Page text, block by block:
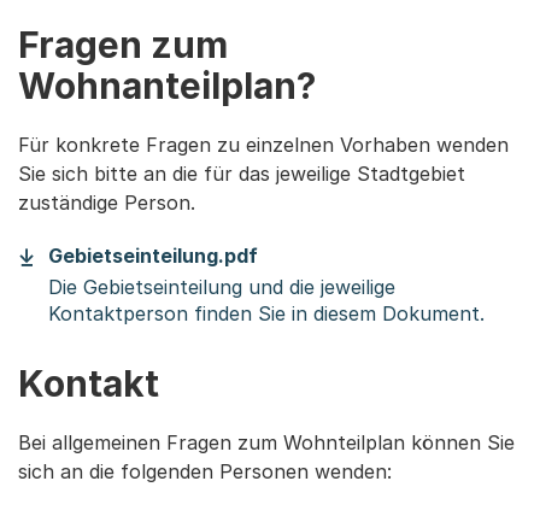
Fragen zum
Wohnanteilplan?
Für konkrete Fragen zu einzelnen Vorhaben wenden
Sie sich bitte an die für das jeweilige Stadtgebiet
zuständige Person.
Gebietseinteilung.pdf(Startet einen Download)
Die Gebietseinteilung und die jeweilige
Kontaktperson finden Sie in diesem Dokument.
Kontakt
Bei allgemeinen Fragen zum Wohnteilplan können Sie
sich an die folgenden Personen wenden: